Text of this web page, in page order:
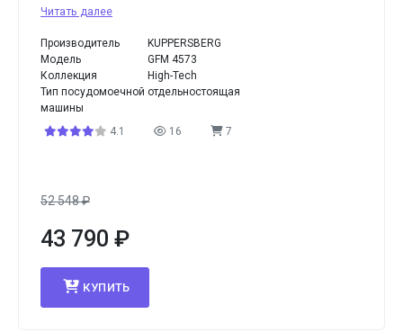
Читать далее
Производитель
KUPPERSBERG
Модель
GFM 4573
Коллекция
High-Tech
Тип посудомоечной
машины
отдельностоящая
4.1 16 7
52 548₽
43 790 ₽
КУПИТЬ